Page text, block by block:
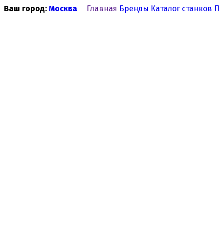
Ваш город: Москва Главная Бренды Каталог станков